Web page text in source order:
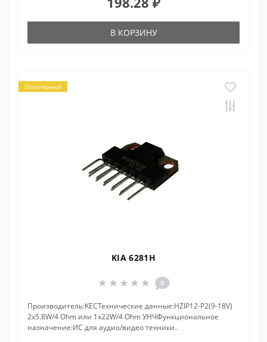
В КОРЗИНУ
Популярный
KIA 6281H
0
Производитель:KECТехнические данные:HZIP12-P2(9-18V)
2x5.8W/4 Ohm или 1x22W/4 Ohm УНЧФункциональное
назначение:ИС для аудио/видео техники..